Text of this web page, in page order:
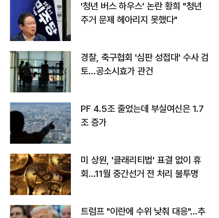
'청년 버스 하우스' 논란 황희 "청년
주거 문제 헤아리지 못했다"
경찰, 축구협회 '심판 성접대' 수사 검
토…공소시효가 관건
PF 4.5조 줄었는데 부실여신은 1.7
조 증가
미 상원, '클래리티법' 표결 없이 휴
회…11월 중간선거 전 처리 불투명
트럼프 "이란에 수위 낮춰 대응"…추